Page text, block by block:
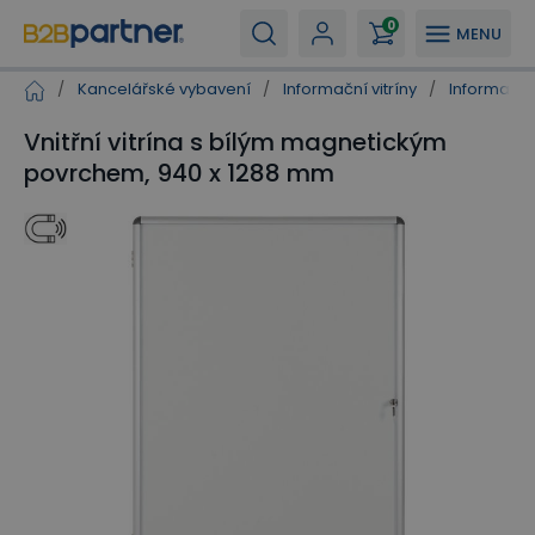
MENU
0
/ Kancelářské vybavení / Informační vitríny /
Vnitřní vitrína s bílým magnetickým
povrchem, 940 x 1288 mm